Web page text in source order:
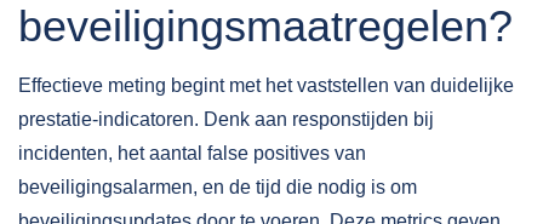
beveiligingsmaatregelen?
Effectieve meting begint met het vaststellen van duidelijke
prestatie-indicatoren. Denk aan responstijden bij
incidenten, het aantal false positives van
beveiligingsalarmen, en de tijd die nodig is om